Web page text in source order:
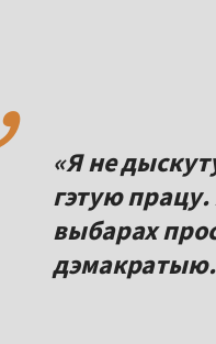
«Я не
гэтую
выбарах
дэмакратыю.